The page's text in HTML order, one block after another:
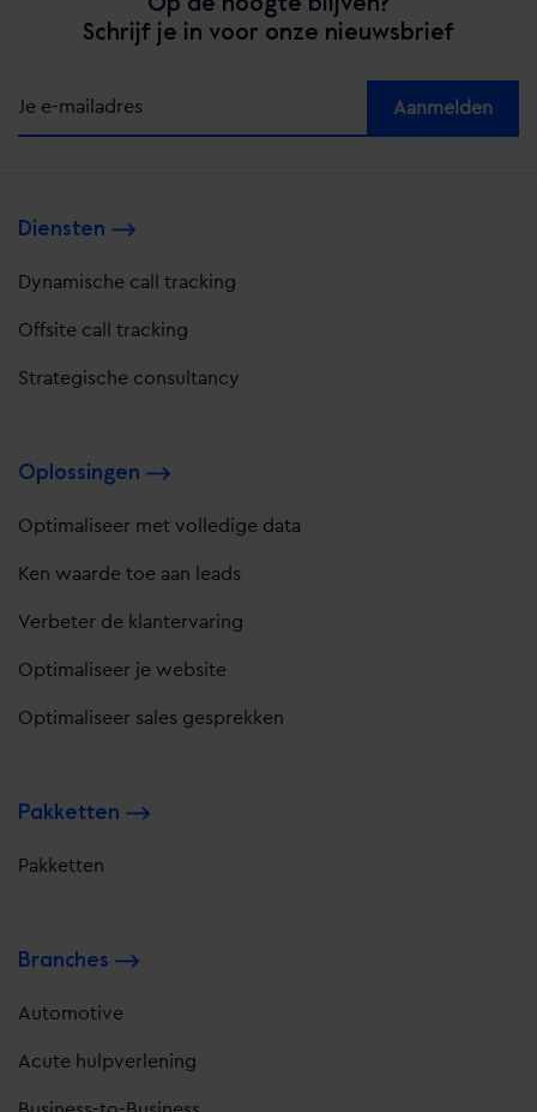
Schrijf je in voor onze nieuwsbrief
Diensten
Dynamische call tracking
Offsite call tracking
Strategische consultancy
Oplossingen
Optimaliseer met volledige data
Ken waarde toe aan leads
Verbeter de klantervaring
Optimaliseer je website
Optimaliseer sales gesprekken
Pakketten
Pakketten
Branches
Automotive
Acute hulpverlening